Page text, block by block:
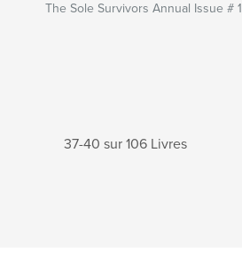
The Sole Survivors Annual Issue # 1
37-40 sur 106 Livres